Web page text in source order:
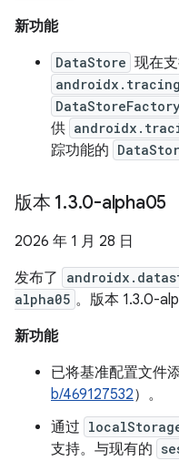
新功能
DataStore 现在
androidx.tracing
供
踪功能的
版本 1.3.0-alpha05
2026 年 1 月 28 日
发布了
alpha05 。版本 1.3.0-
新功能
已将基准配置文件
b/469127532）。
通过
支持。与现有的